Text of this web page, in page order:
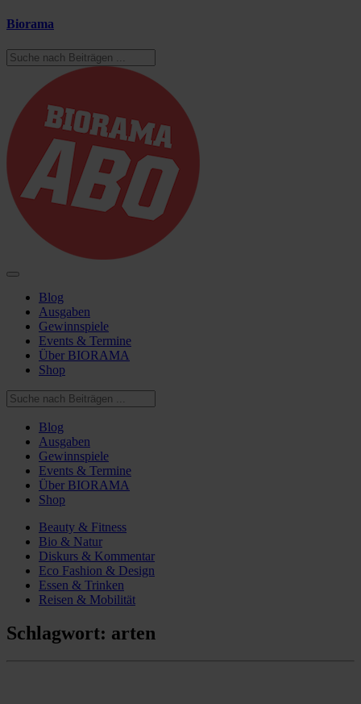
Biorama
Blog
Ausgaben
Gewinnspiele
Events & Termine
Über BIORAMA
Shop
Blog
Ausgaben
Gewinnspiele
Events & Termine
Über BIORAMA
Shop
Beauty & Fitness
Bio & Natur
Diskurs & Kommentar
Eco Fashion & Design
Essen & Trinken
Reisen & Mobilität
Schlagwort: arten